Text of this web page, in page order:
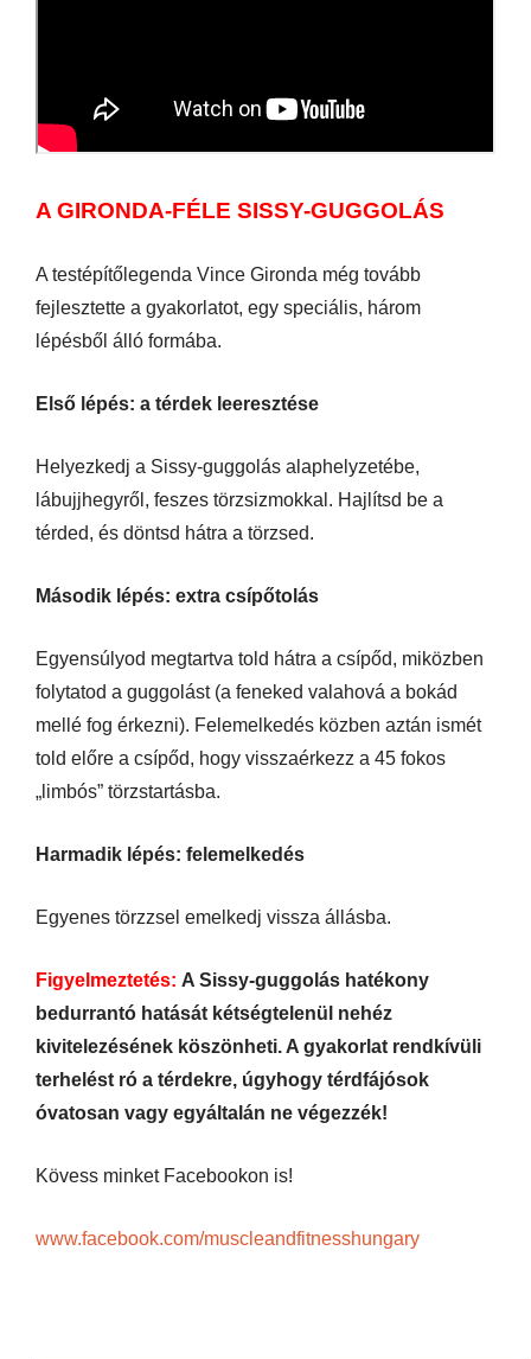
A GIRONDA-FÉLE SISSY-GUGGOLÁS
A testépítőlegenda Vince Gironda még tovább
fejlesztette a gyakorlatot, egy speciális, három
lépésből álló formába.
Első lépés: a térdek leeresztése
Helyezkedj a Sissy-guggolás alaphelyzetébe,
lábujjhegyről, feszes törzsizmokkal. Hajlítsd be a
térded, és döntsd hátra a törzsed.
Második lépés: extra csípőtolás
Egyensúlyod megtartva told hátra a csípőd, miközben
folytatod a guggolást (a feneked valahová a bokád
mellé fog érkezni). Felemelkedés közben aztán ismét
told előre a csípőd, hogy visszaérkezz a 45 fokos
„limbós” törzstartásba.
Harmadik lépés: felemelkedés
Egyenes törzzsel emelkedj vissza állásba.
Figyelmeztetés: A Sissy-guggolás hatékony
bedurrantó hatását kétségtelenül nehéz
kivitelezésének köszönheti. A gyakorlat rendkívüli
terhelést ró a térdekre, úgyhogy térdfájósok
óvatosan vagy egyáltalán ne végezzék!
Kövess minket Facebookon is!
www.facebook.com/muscleandfitnesshungary